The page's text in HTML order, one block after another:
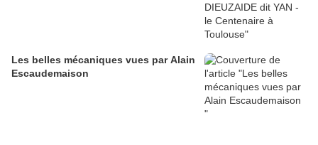
Les belles mécaniques vues par Alain
Escaudemaison